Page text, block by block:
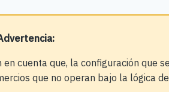
:
en cuenta que, la configuración que
que no operan bajo la lógica